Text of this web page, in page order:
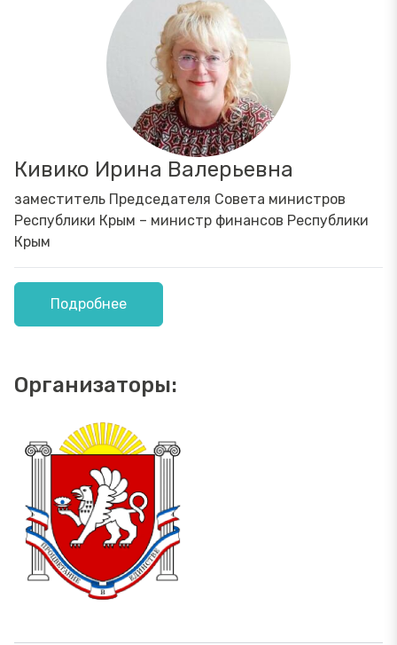
Кивико Ирина Валерьевна
заместитель Председателя Совета министров
Республики Крым – министр финансов Республики
Крым
Подробнее
Организаторы: